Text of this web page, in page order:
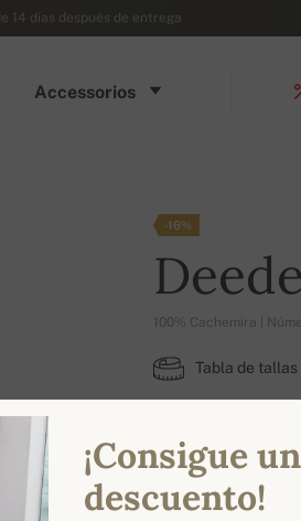
14 días después de entrega
Accessorios
-16%
100% Cachemira |
Tabla de tallas
COLORES DISPONIBLES
¡Consigue
descuento!